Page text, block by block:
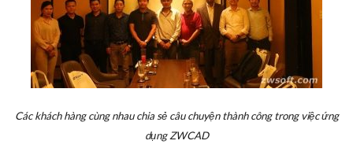
Các khách hàng cùng nhau chia sẻ câu chuyện thành công trong việc ứng
dụng ZWCAD